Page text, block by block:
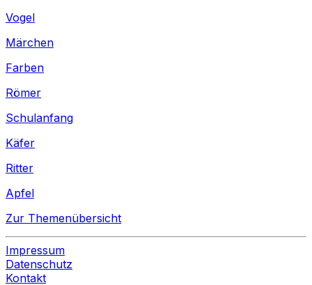
Vogel
Märchen
Farben
Römer
Schulanfang
Käfer
Ritter
Apfel
Zur Themenübersicht
Impressum
Datenschutz
Kontakt